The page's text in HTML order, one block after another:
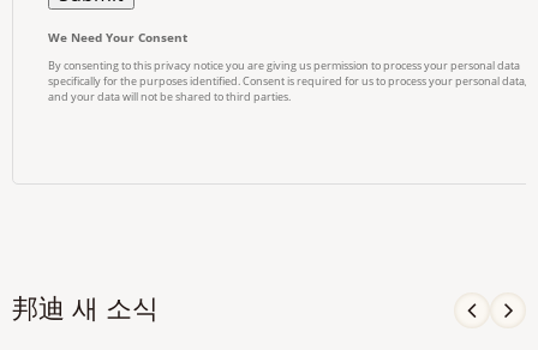
邦迪 새 소식